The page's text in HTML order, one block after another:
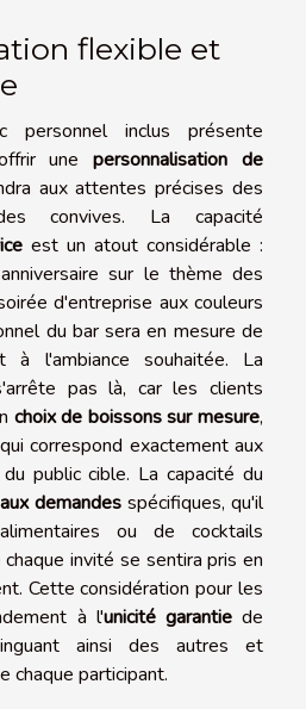
flexible et
personnel inclus présente
unepersonnalisation de
aux attentes précises des
convives. La capacité
est un atout considérable :
sur le thème des
d'entreprise aux couleurs
du bar sera en mesure de
à l'ambiance souhaitée. La
pas là, car les clients
choix de boissons sur mesure,
correspond exactement aux
public cible. La capacité du
demandes spécifiques, qu'il
ou de cocktails
invité se sentira pris en
Cette considération pour les
à l'unicité garantiede
ainsi des autres et
chaque participant.